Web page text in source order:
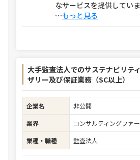
なサービスを提供していま
⋯もっと見る
大手監査法人でのサステナビリテ
ザリー及び保証業務（SC以上）
企業名
非公開
業界
コンサルティングファ
業種・職種
監査法人